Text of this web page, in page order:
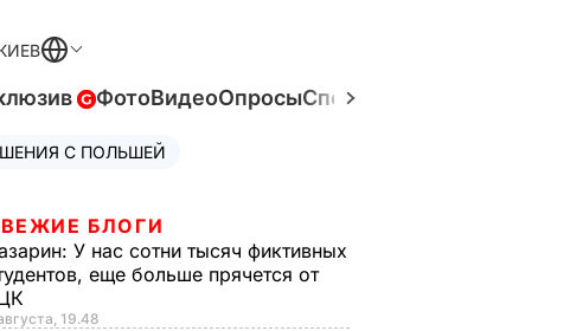
ФотоВидеоОпросыСпецпроекты
С ПОЛЬШЕЙ
БЛОГИ
У нас сотни тысяч фиктивных
еще больше прячется от
19.48